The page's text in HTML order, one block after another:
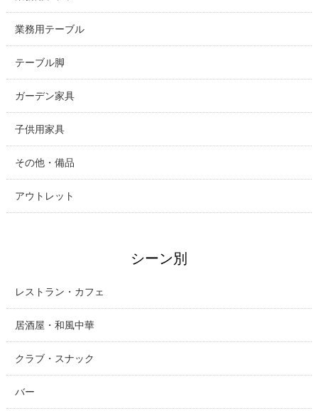
業務用テーブル
テーブル脚
ガーデン家具
子供用家具
その他・備品
アウトレット
シーン別
レストラン・カフェ
居酒屋・和風中華
クラブ・スナック
バー